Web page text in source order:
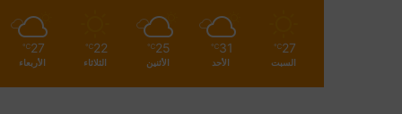
27
℃
السبت
31
℃
الأحد
25
℃
الأثنين
22
℃
الثلاثاء
27
℃
الأربعاء